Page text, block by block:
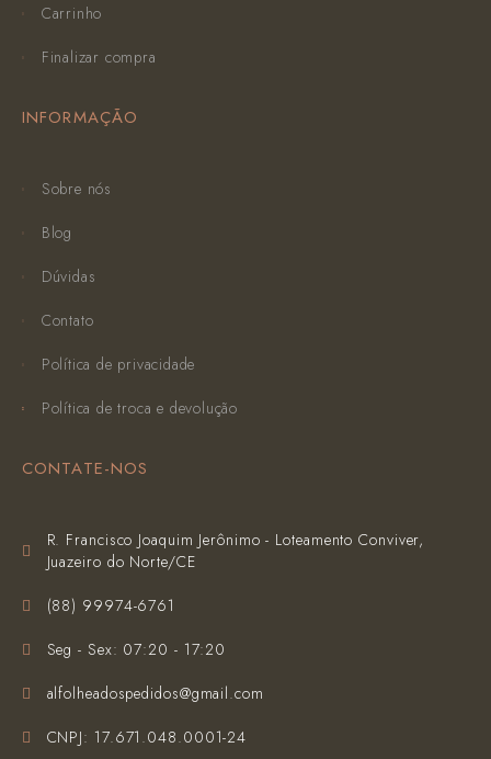
Carrinho
Finalizar compra
INFORMAÇÃO
Sobre nós
Blog
Dúvidas
Contato
Política de privacidade
Política de troca e devolução
CONTATE-NOS
R. Francisco Joaquim Jerônimo - Loteamento Conviver,
Juazeiro do Norte/CE
(‪88) 99974-6761‬
Seg - Sex: 07:20 - 17:20
alfolheadospedidos@gmail.com
CNPJ: 17.671.048.0001-24